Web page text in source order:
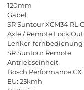
120mm
Gabel
SR Suntour XCM34 RL
Axle / Remote Lock Out
Lenker-fernbedienung
SR Suntour Remote
Antriebseinheit
Bosch Performance CX
EU: 25kmh